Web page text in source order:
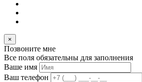
×
Позвоните мне
Все поля обязательны для заполнения
Ваше имя
Ваш телефон